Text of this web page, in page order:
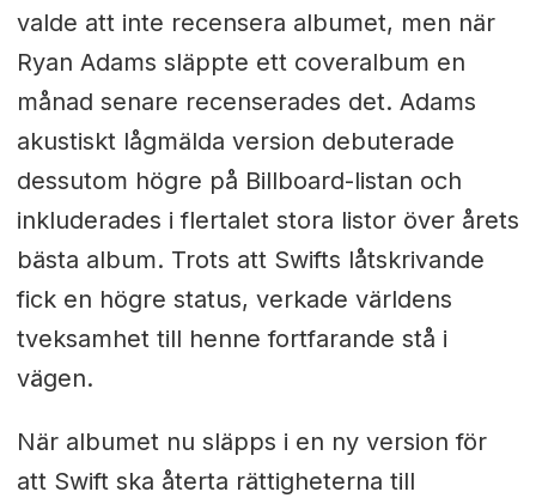
valde att inte recensera albumet, men när
Ryan Adams släppte ett coveralbum en
månad senare recenserades det. Adams
akustiskt lågmälda version debuterade
dessutom högre på Billboard-listan och
inkluderades i flertalet stora listor över årets
bästa album. Trots att Swifts låtskrivande
fick en högre status, verkade världens
tveksamhet till henne fortfarande stå i
vägen.
När albumet nu släpps i en ny version för
att Swift ska återta rättigheterna till